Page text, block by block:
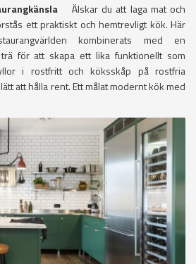
Älskar du att laga mat och
ett praktiskt och hemtrevligt kök. Här
kombinerats med en
för att skapa ett lika funktionellt som
i rostfritt och köksskåp på rostfria
att hålla rent. Ett målat modernt kök med